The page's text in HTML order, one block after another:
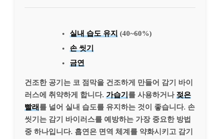
실내 습도 유지 (40~60%)
손 씻기
금연
건조한 공기는 코 점막을 건조하게 만들어 감기 바이
러스에 취약하게 합니다. 가습기 를 사용하거나 젖은
빨래 를 널어 실내 습도를 유지하는 것이 좋습니다. 손
씻기는 감기 바이러스를 예방하는 가장 중요한 방법
중 하나입니다. 흡연은 면역 체계를 약화시키고 감기